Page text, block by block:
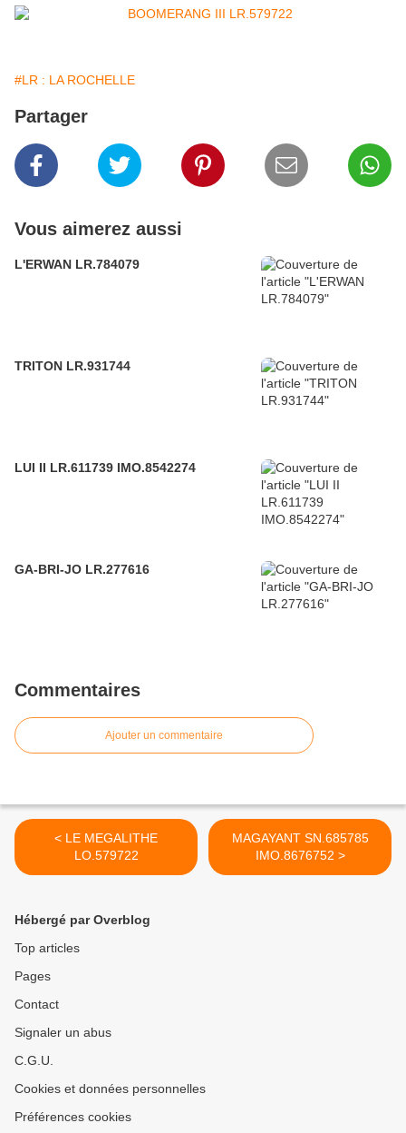
#LR : LA ROCHELLE
Partager
Vous aimerez aussi
L'ERWAN LR.784079
TRITON LR.931744
LUI II LR.611739 IMO.8542274
GA-BRI-JO LR.277616
Commentaires
Ajouter un commentaire
< LE MEGALITHE
LO.579722
MAGAYANT SN.685785
IMO.8676752 >
Hébergé par Overblog
Top articles
Pages
Contact
Signaler un abus
C.G.U.
Cookies et données personnelles
Préférences cookies